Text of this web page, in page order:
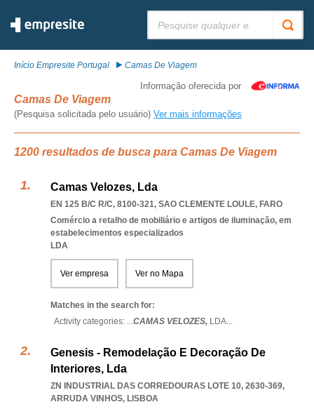
Início Empresite Portugal Camas De Viagem
Informação oferecida por
Camas De Viagem
(Pesquisa solicitada pelo usuário) Ver mais informações
1200 resultados de busca para Camas De Viagem
Camas Velozes, Lda
EN 125 B/C R/C, 8100-321, SAO CLEMENTE LOULE, FARO
Comércio a retalho de mobiliário e artigos de iluminação, em
estabelecimentos especializados
LDA
Ver empresa Ver no Mapa
Matches in the search for:
Activity categories: ...CAMAS VELOZES, LDA...
Genesis - Remodelação E Decoração De
Interiores, Lda
ZN INDUSTRIAL DAS CORREDOURAS LOTE 10, 2630-369,
ARRUDA VINHOS, LISBOA